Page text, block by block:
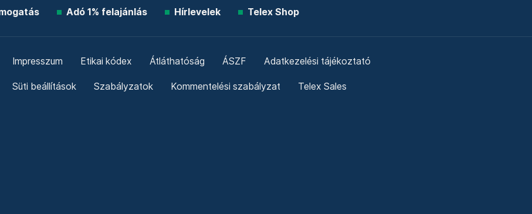
Adó 1% felajánlás Hírlevelek Telex Shop
Impresszum Etikai kódex Átláthatóság ÁSZF Adatkezelési tájékoztató
Süti beállítások Szabályzatok Kommentelési szabályzat Telex Sales